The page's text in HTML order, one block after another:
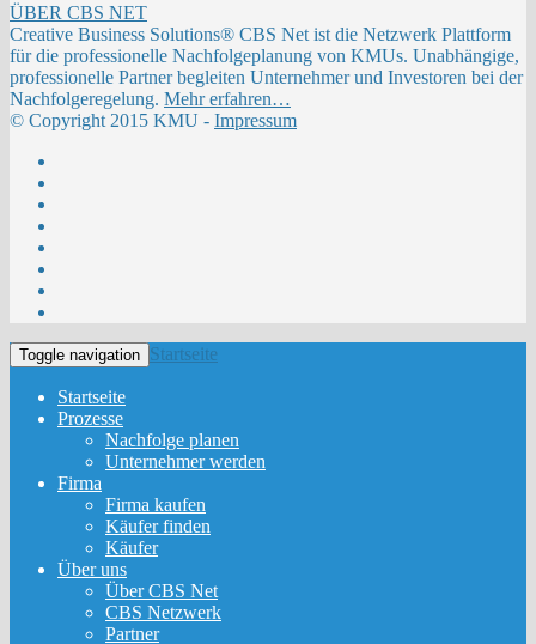
ÜBER CBS NET
Creative Business Solutions® CBS Net ist die Netzwerk Plattform
für die professionelle Nachfolgeplanung von KMUs. Unabhängige,
professionelle Partner begleiten Unternehmer und Investoren bei der
Nachfolgeregelung. Mehr erfahren…
© Copyright 2015 KMU - Impressum
Toggle navigation Startseite
Startseite
Prozesse
Nachfolge planen
Unternehmer werden
Firma
Firma kaufen
Käufer finden
Käufer
Über uns
Über CBS Net
CBS Netzwerk
Partner